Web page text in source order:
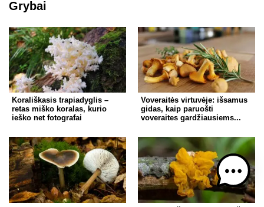
Grybai
Korališkasis trapiadyglis –
retas miško koralas, kurio
ieško net fotografai
Voveraitės virtuvėje: išsamus
gidas, kaip paruošti
voveraites gardžiausiems...